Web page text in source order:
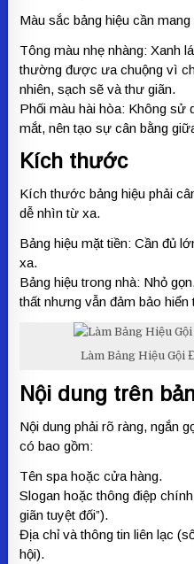
Màu sắc bảng hiệu cần
Tông màu nhẹ nhàng: Xanh
thường được ưa chuộng vì
nhiên, sạch sẽ và thư giãn.
Phối màu hài hòa: Không sử
mắt, nên tạo sự cân bằng
Kích thước
Kích thước bảng hiệu phải
dễ nhìn từ xa.
Bảng hiệu mặt tiền: Cần đủ
xa.
Bảng hiệu trong nhà: Nhỏ
thất nhưng vẫn đảm bảo hiển
Làm Bảng Hiệu Gội
Nội dung trên
Nội dung phải rõ ràng, ngắn
có bao gồm:
Tên spa hoặc cửa hàng.
Slogan hoặc thông điệp
giãn tuyệt đối”).
Địa chỉ và thông tin liên lạc
hội).